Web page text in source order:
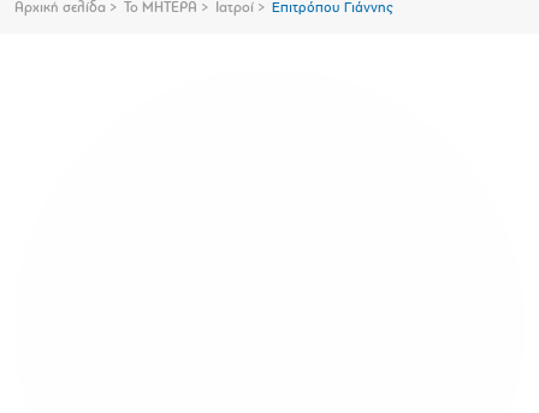
Αρχική σελίδα Το ΜΗΤΕΡΑ Ιατροί Επιτρόπου Γιάννης